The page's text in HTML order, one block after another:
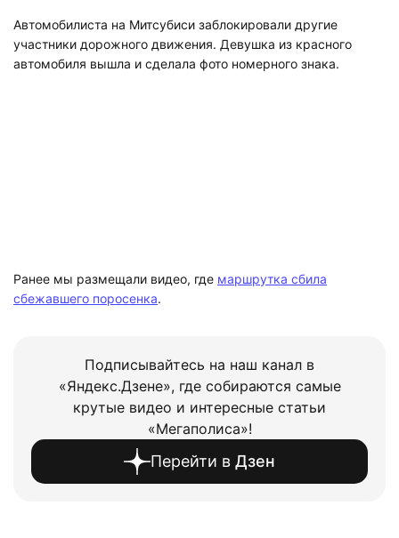
Автомобилиста на Митсубиси заблокировали другие
участники дорожного движения. Девушка из красного
автомобиля вышла и сделала фото номерного знака.
Ранее мы размещали видео, где маршрутка сбила
сбежавшего поросенка.
Подписывайтесь на наш канал в
«Яндекс.Дзене», где собираются самые
крутые видео и интересные статьи
«Мегаполиса»!
Перейти в Дзен